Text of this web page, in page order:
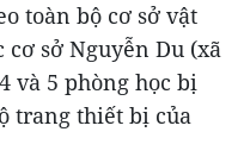
toàn bộ cơ sở vật
sở Nguyễn Du (xã
và 5 phòng học bị
trang thiết bị của